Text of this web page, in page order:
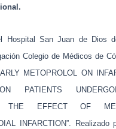
San Juan de Dios
Colegio de Médicos de
METOPROLOL ON
PATIENTS
THE EFFECT OF
INFARCTION”. Realizado